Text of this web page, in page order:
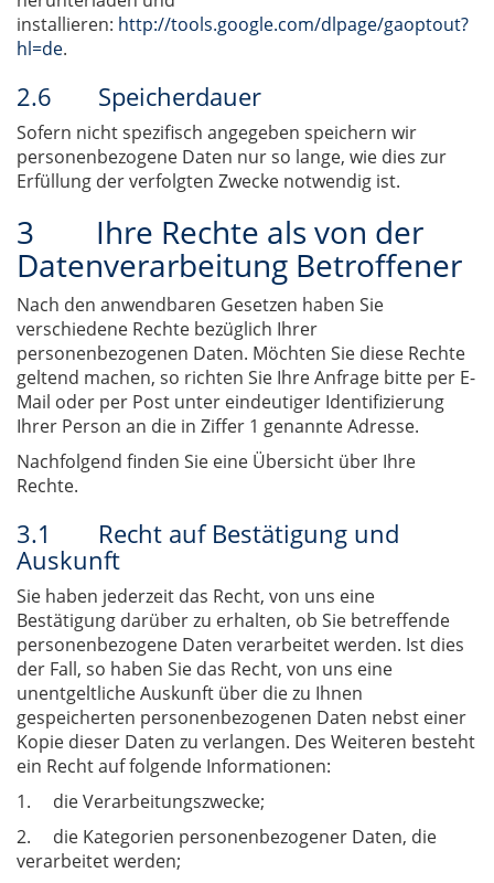
installieren: http://tools.google.com/dlpage/gaoptout?
hl=de.
2.6 Speicherdauer
Sofern nicht spezifisch angegeben speichern wir
personenbezogene Daten nur so lange, wie dies zur
Erfüllung der verfolgten Zwecke notwendig ist.
3 Ihre Rechte als von der
Datenverarbeitung Betroffener
Nach den anwendbaren Gesetzen haben Sie
verschiedene Rechte bezüglich Ihrer
personenbezogenen Daten. Möchten Sie diese Rechte
geltend machen, so richten Sie Ihre Anfrage bitte per E-
Mail oder per Post unter eindeutiger Identifizierung
Ihrer Person an die in Ziffer 1 genannte Adresse.
Nachfolgend finden Sie eine Übersicht über Ihre
Rechte.
3.1 Recht auf Bestätigung und
Auskunft
Sie haben jederzeit das Recht, von uns eine
Bestätigung darüber zu erhalten, ob Sie betreffende
personenbezogene Daten verarbeitet werden. Ist dies
der Fall, so haben Sie das Recht, von uns eine
unentgeltliche Auskunft über die zu Ihnen
gespeicherten personenbezogenen Daten nebst einer
Kopie dieser Daten zu verlangen. Des Weiteren besteht
ein Recht auf folgende Informationen:
1. die Verarbeitungszwecke;
2. die Kategorien personenbezogener Daten, die
verarbeitet werden;